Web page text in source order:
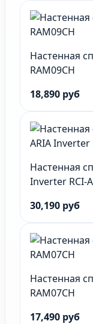
Настенная
RAM09CH
18,890 руб
Настенная
Inverter RCI-
30,190 руб
Настенная
RAM07CH
17,490 руб